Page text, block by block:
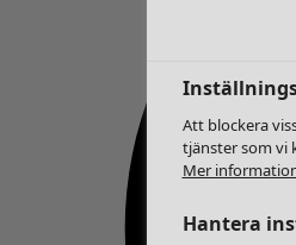
Att blockera
tjänster som vi
Mer
Hantera